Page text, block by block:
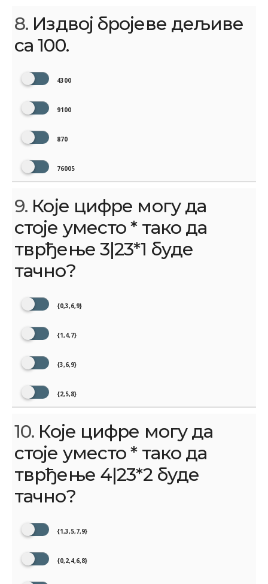
8. Издвој бројеве дељиве
са 100.
4300
9100
870
76005
9. Које цифре могу да
стоје уместо * тако да
тврђење 3|23*1 буде
тачно?
{0,3,6,9}
{1,4,7}
{3,6,9}
{2,5,8}
10. Које цифре могу да
стоје уместо * тако да
тврђење 4|23*2 буде
тачно?
{1,3,5,7,9}
{0,2,4,6,8}